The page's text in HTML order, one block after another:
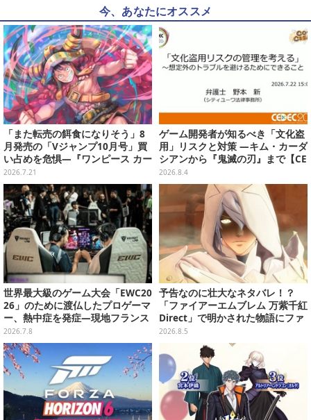
今、あなたにオススメ
「また転売の餌食になりそう」8
月発売の「Vジャンプ10月号」買
い占めを危惧―『ワンピース カー
ド』付録中止もやまぬ不安
2026.7.21
ゲーム開発者が知るべき「文化盗
用」リスクと対策 ―キム・カーダ
シアンから『鬼滅の刃』まで【CE
DEC2026】
2026.8.4
世界最大級のゲーム大会「EWC20
26」のために渡仏したプロゲーマ
ー、熱中症を発症―現地フランス
は記録的な熱波が続く
2026.7.8
予告なのに壮大なネタバレ！？
「ファイアーエムブレム 万紫千紅
Direct」で明かされた物語にファ
ンも震え上がる
2026.8.5